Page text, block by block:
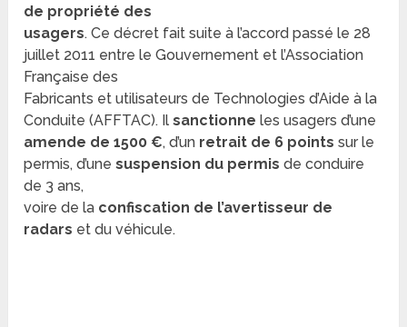
de propriété des
usagers. Ce décret fait suite à l’accord passé le 28
juillet 2011 entre le Gouvernement et l’Association
Française des
Fabricants et utilisateurs de Technologies d’Aide à la
Conduite (AFFTAC). Ilsanctionne les usagers d’une
amende de 1500 €, d’un retrait de 6 points sur le
permis, d’unesuspension du permis de conduire
de 3 ans,
voire de la confiscation de l’avertisseur de
radars et du véhicule.